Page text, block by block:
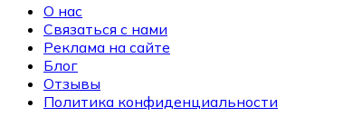
О нас
Связаться с нами
Реклама на сайте
Блог
Отзывы
Политика конфиденциальности